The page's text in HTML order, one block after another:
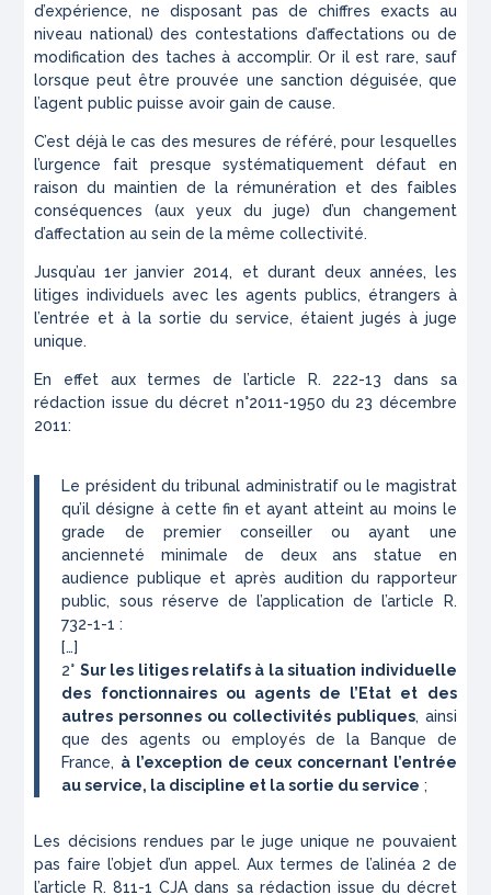
d’expérience, ne disposant pas de chiffres exacts au
niveau national) des contestations d’affectations ou de
modification des taches à accomplir. Or il est rare, sauf
lorsque peut être prouvée une sanction déguisée, que
l’agent public puisse avoir gain de cause.
C’est déjà le cas des mesures de référé, pour lesquelles
l’urgence fait presque systématiquement défaut en
raison du maintien de la rémunération et des faibles
conséquences (aux yeux du juge) d’un changement
d’affectation au sein de la même collectivité.
Jusqu’au 1er janvier 2014, et durant deux années, les
litiges individuels avec les agents publics, étrangers à
l’entrée et à la sortie du service, étaient jugés à juge
unique.
En effet aux termes de l’article R. 222-13 dans sa
rédaction issue du décret n°2011-1950 du 23 décembre
2011:
Le président du tribunal administratif ou le magistrat
qu’il désigne à cette fin et ayant atteint au moins le
grade de premier conseiller ou ayant une
ancienneté minimale de deux ans statue en
audience publique et après audition du rapporteur
public, sous réserve de l’application de l’article R.
732-1-1 :
[…]
2° Sur les litiges relatifs à la situation individuelle
des fonctionnaires ou agents de l’Etat et des
autres personnes ou collectivités publiques, ainsi
que des agents ou employés de la Banque de
France, à l’exception de ceux concernant l’entrée
au service, la discipline et la sortie du service ;
Les décisions rendues par le juge unique ne pouvaient
pas faire l’objet d’un appel. Aux termes de l’alinéa 2 de
l’article R. 811-1 CJA dans sa rédaction issue du décret